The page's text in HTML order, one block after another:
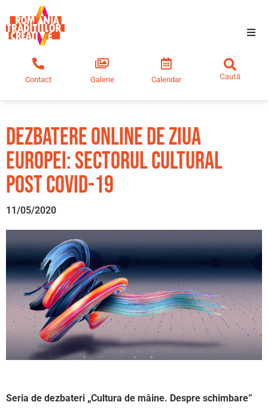
Tradiții creative
Educație
Noutăți
Contact Galerie Calendar
DEZBATERE ONLINE DE ZIUA
EUROPEI: SECTORUL CULTURAL
POST COVID-19
11/05/2020
Seria de dezbateri „Cultura de mâine. Despre schimbare”